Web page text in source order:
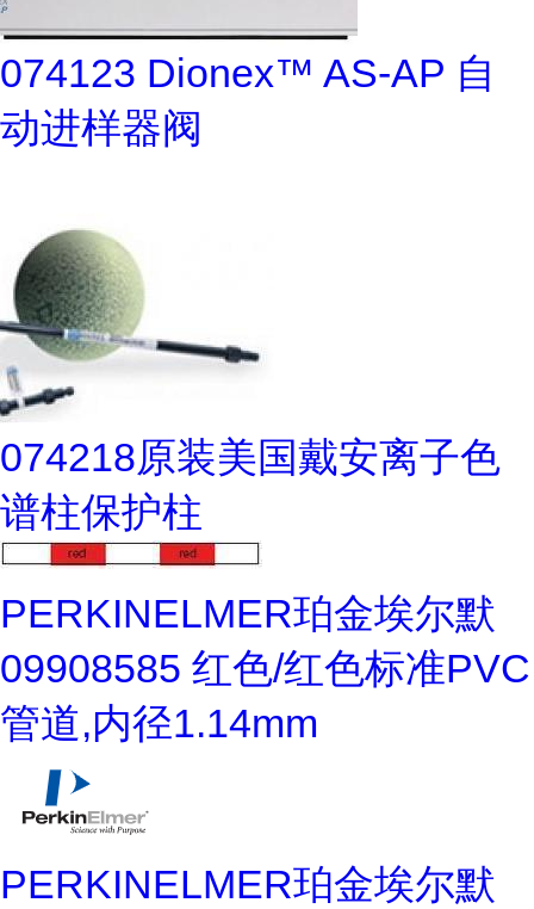
074123 Dionex™ AS-AP 自
动进样器阀
074218原装美国戴安离子色
谱柱保护柱
PERKINELMER珀金埃尔默
09908585 红色/红色标准PVC
管道,内径1.14mm
PERKINELMER珀金埃尔默